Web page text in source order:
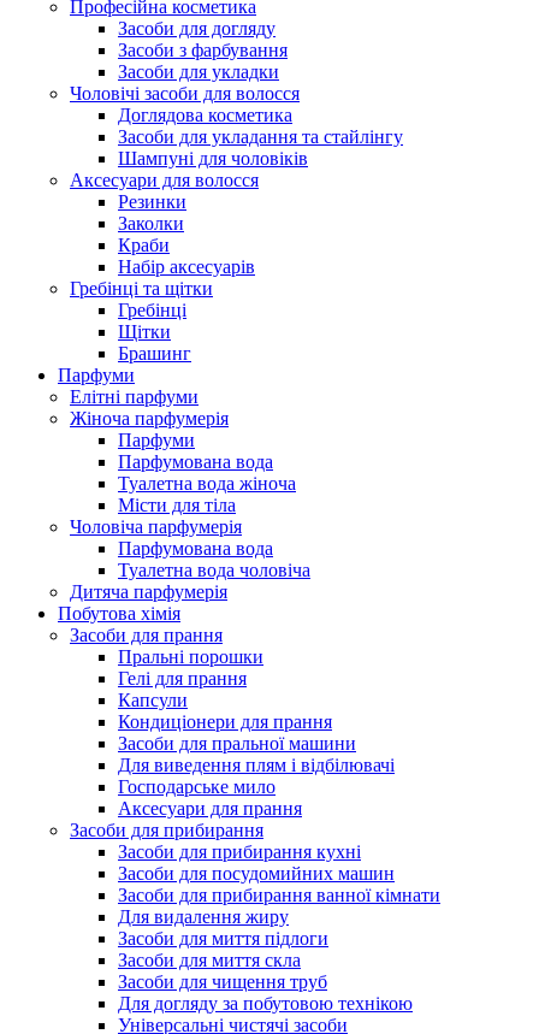
Професійна косметика
Засоби для догляду
Засоби з фарбування
Засоби для укладки
Чоловічі засоби для волосся
Доглядова косметика
Засоби для укладання та стайлінгу
Шампуні для чоловіків
Аксесуари для волосся
Резинки
Заколки
Краби
Набір аксесуарів
Гребінці та щітки
Гребінці
Щітки
Брашинг
Парфуми
Елітні парфуми
Жіноча парфумерія
Парфуми
Парфумована вода
Туалетна вода жіноча
Місти для тіла
Чоловіча парфумерія
Парфумована вода
Туалетна вода чоловіча
Дитяча парфумерія
Побутова хімія
Засоби для прання
Пральні порошки
Гелі для прання
Капсули
Кондиціонери для прання
Засоби для пральної машини
Для виведення плям і відбілювачі
Господарське мило
Аксесуари для прання
Засоби для прибирання
Засоби для прибирання кухні
Засоби для посудомийних машин
Засоби для прибирання ванної кімнати
Для видалення жиру
Засоби для миття підлоги
Засоби для миття скла
Засоби для чищення труб
Для догляду за побутовою технікою
Універсальні чистячі засоби